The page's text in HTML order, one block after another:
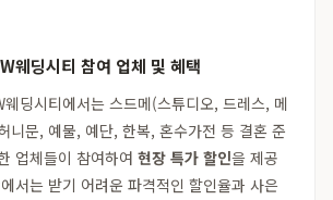
웨딩시티 참여 업체 및 혜택
딩시티에서는 스드메(스튜디오, 드레스, 메
니문, 예물, 예단, 한복, 혼수가전 등 결혼 준
업체들이 참여하여 현장 특가 할인을 제공
서는 받기 어려운 파격적인 할인율과 사은